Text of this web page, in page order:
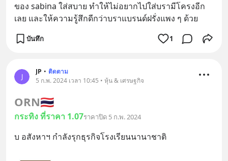
ของ sabina ใส่สบาย ทำให้ไม่อยากไปใส่บรามีโครงอีก
เลย และให้ความรู้สึกดีกว่าบราแบรนด์ฝรั่งแพง ๆ ด้วย
บันทึก 1
J
JP • ติดตาม
5 ก.พ. 2024 เวลา 10:45 • หุ้น & เศรษฐกิจ
ORN🇹🇭
กระทิง ที่ราคา 1.07ราคาปิด 5 ก.พ. 2024
บ อสังหาฯ กำลังรุกธุรกิจโรงเรียนนานาชาติ